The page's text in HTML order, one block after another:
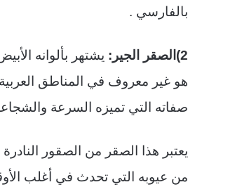
بالفارسي .
2)الصقر الجير:
يشتهر بألوانه
هو غير معروف في المناطق
صفاته التي تميزه السرعة
يعتبر هذا الصقر من الصقور
من عيوبه التي تحدث في أغلب